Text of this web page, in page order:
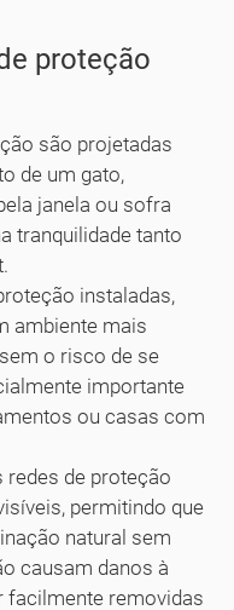
proteção
são projetadas
de um gato,
janela ou sofra
tranquilidade tanto
instaladas,
ambiente mais
o risco de se
importante
ou casas com
redes de proteção
permitindo que
natural sem
causam danos à
facilmente removidas